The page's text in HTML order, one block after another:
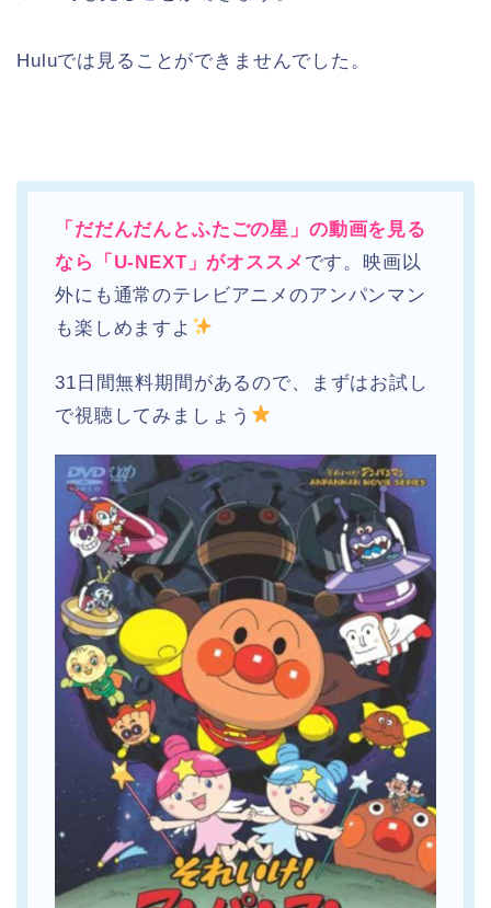
Huluでは見ることができませんでした。
「だだんだんとふたごの星」の動画を見る
なら「U-NEXT」がオススメ です。映画以
外にも通常のテレビアニメのアンパンマン
も楽しめますよ
31日間無料期間があるので、まずはお試し
で視聴してみましょう